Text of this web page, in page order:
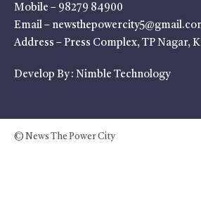
Mobile – 98279 84900
Email –
Address – Press Complex, TP Nagar,
Develop By : Nimble Technology
© News The Power City